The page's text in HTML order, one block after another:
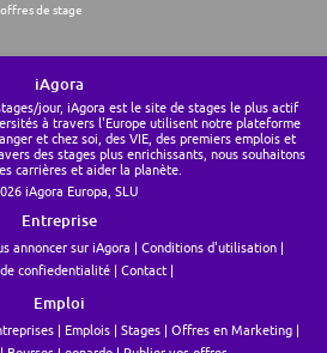
de stage
iAgora
jour, iAgora est le site de stages le plus actif
à travers l'Europe utilisent notre plateforme
et chez soi, des VIE, des premiers emplois et
des stages plus enrichissants, nous souhaitons
carrières et aider la planète.
iAgora Europa, SLU
Entreprise
annoncer sur iAgora
Conditions d'utilisation
confiedentialité
Contact
Emploi
Emplois Stages
Offres en Marketing